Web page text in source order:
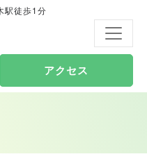
駅徒歩1分
代々木クリニック
アクセス